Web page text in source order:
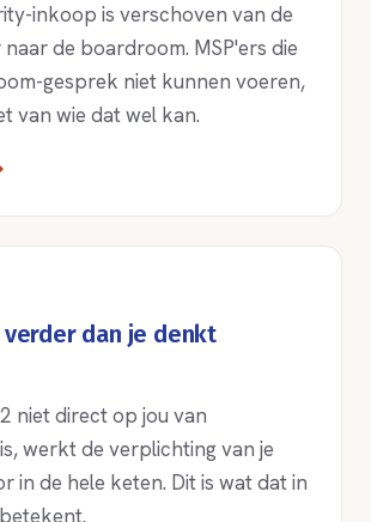
inkoop is verschoven van de
de boardroom. MSP'ers die
gesprek niet kunnen voeren,
van wie dat wel kan.
verder dan je denkt
niet direct op jou van
werkt de verplichting van je
in de hele keten. Dit is wat dat in